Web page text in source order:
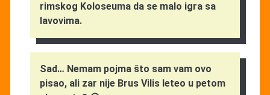
rimskog Koloseuma da se malo igra sa
lavovima.
Sad… Nemam pojma što sam vam ovo
pisao, ali zar nije Brus Vilis leteo u petom